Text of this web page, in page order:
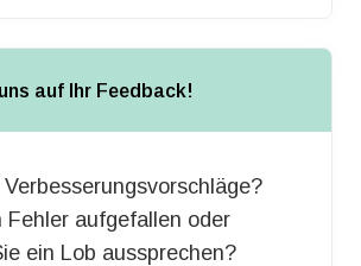
auf Ihr Feedback!
Verbesserungsvorschläge?
Fehler aufgefallen oder
ein Lob aussprechen?